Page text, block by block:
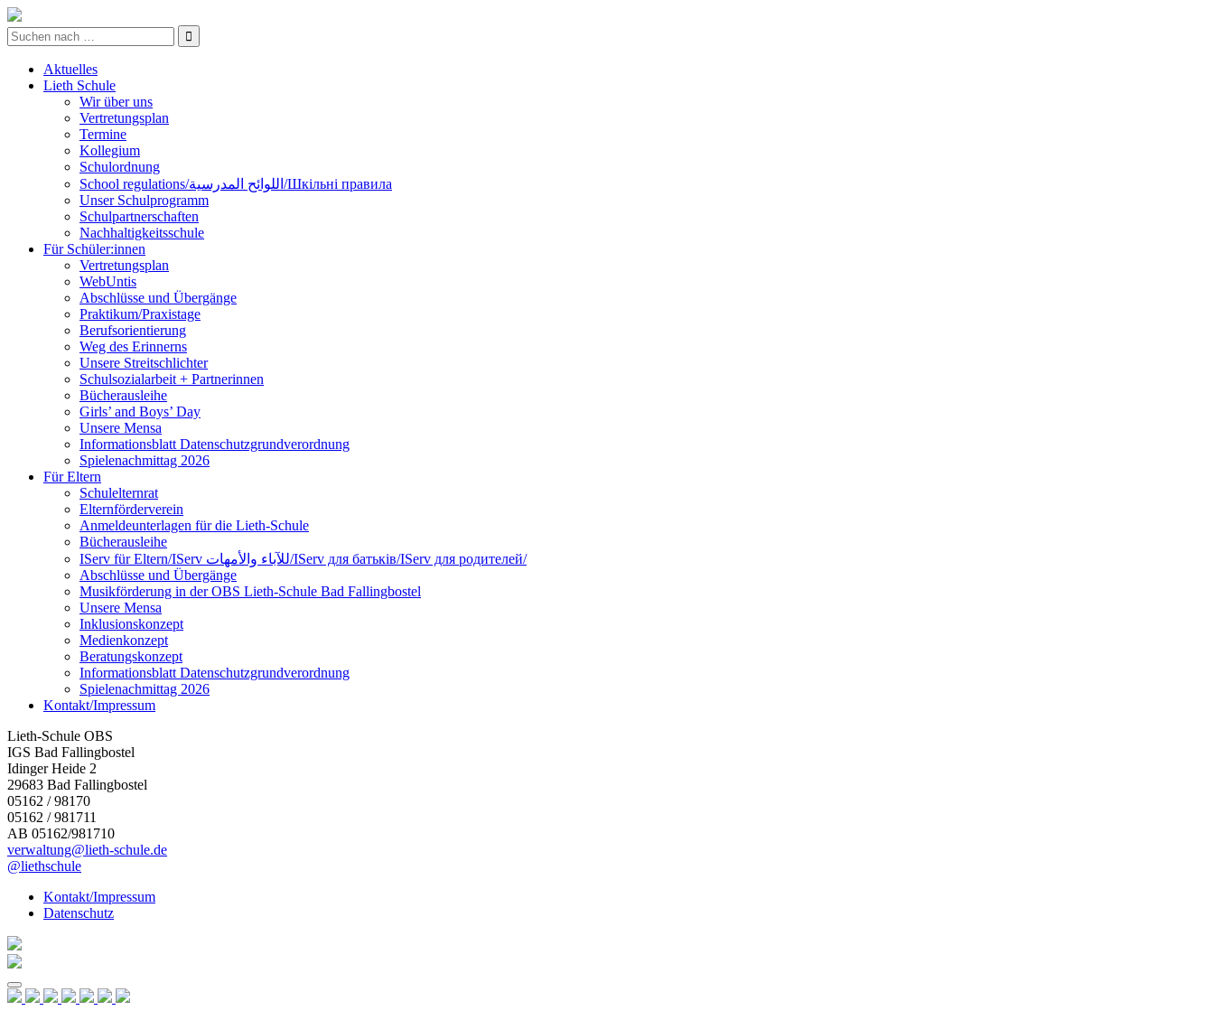
Aktuelles
Lieth Schule
Wir über uns
Vertretungsplan
Termine
Kollegium
Schulordnung
School regulations/اللوائح المدرسية/Шкільні правила
Unser Schulprogramm
Schulpartnerschaften
Nachhaltigkeitsschule
Für Schüler:innen
Vertretungsplan
WebUntis
Abschlüsse und Übergänge
Praktikum/Praxistage
Berufsorientierung
Weg des Erinnerns
Unsere Streitschlichter
Schulsozialarbeit + Partnerinnen
Bücherausleihe
Girls’ and Boys’ Day
Unsere Mensa
Informationsblatt Datenschutzgrundverordnung
Spielenachmittag 2026
Für Eltern
Schulelternrat
Elternförderverein
Anmeldeunterlagen für die Lieth-Schule
Bücherausleihe
IServ für Eltern/IServ للآباء والأمهات/IServ для батьків/IServ для родителей/
Abschlüsse und Übergänge
Musikförderung in der OBS Lieth-Schule Bad Fallingbostel
Unsere Mensa
Inklusionskonzept
Medienkonzept
Beratungskonzept
Informationsblatt Datenschutzgrundverordnung
Spielenachmittag 2026
Kontakt/Impressum
Lieth-Schule OBS
IGS Bad Fallingbostel
Idinger Heide 2
29683 Bad Fallingbostel
05162 / 98170
05162 / 981711
AB 05162/981710
verwaltung@lieth-schule.de
@liethschule
Kontakt/Impressum
Datenschutz
Skip
to